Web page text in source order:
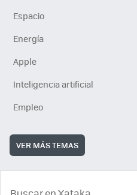
Espacio
Energía
Apple
Inteligencia artificial
Empleo
VER MÁS TEMAS